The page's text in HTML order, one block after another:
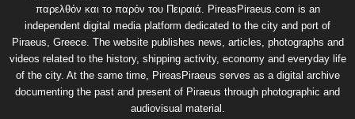
παρελθόν και το παρόν του Πειραιά. PireasPiraeus.com is an
independent digital media platform dedicated to the city and port of
Piraeus, Greece. The website publishes news, articles, photographs and
videos related to the history, shipping activity, economy and everyday life
of the city. At the same time, PireasPiraeus serves as a digital archive
documenting the past and present of Piraeus through photographic and
audiovisual material.